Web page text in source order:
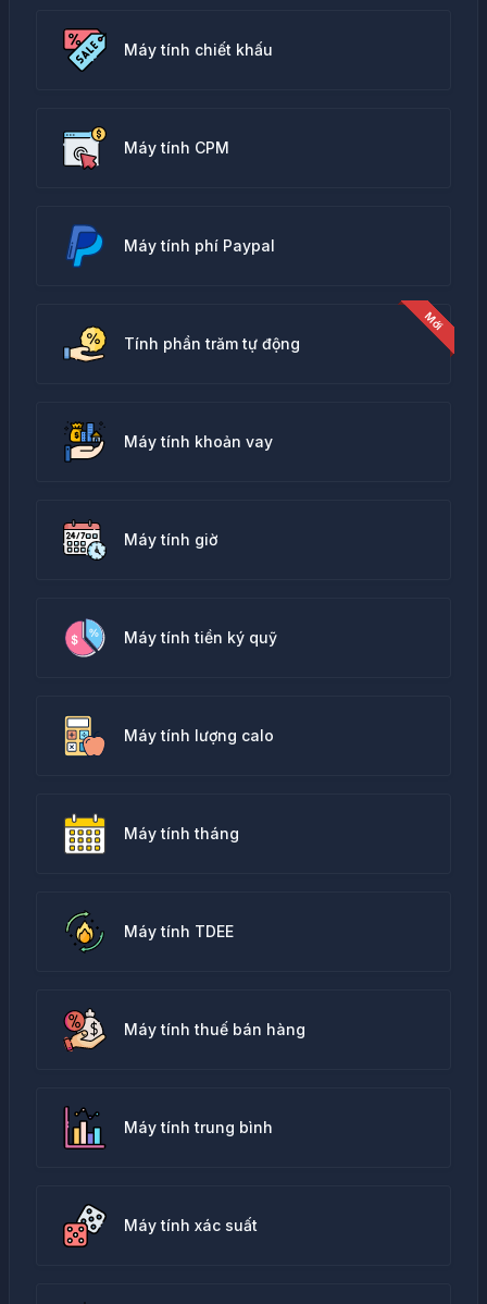
Máy tính chiết khấu
Máy tính CPM
Máy tính phí Paypal
Tính phần trăm tự động
Máy tính khoản vay
Máy tính giờ
Máy tính tiền ký quỹ
Máy tính lượng calo
Máy tính tháng
Máy tính TDEE
Máy tính thuế bán hàng
Máy tính trung bình
Máy tính xác suất